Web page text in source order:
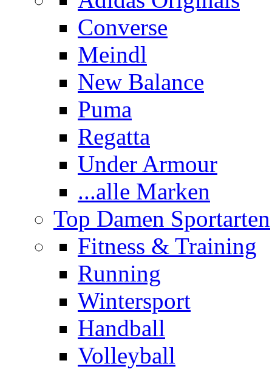
Converse
Meindl
New Balance
Puma
Regatta
Under Armour
...alle Marken
Top Damen Sportarten
Fitness & Training
Running
Wintersport
Handball
Volleyball